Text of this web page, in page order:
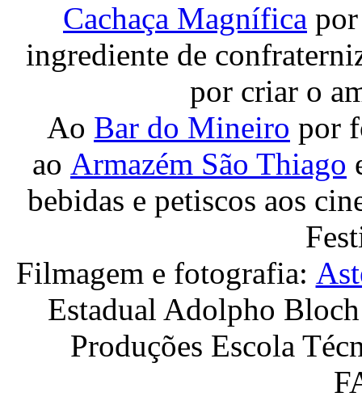
Cachaça Magnífica
ingrediente de
por criar o
Ao Bar do Mineiro por
ao Armazém São Thiago
bebidas e petiscos aos
Filmagem e fotografia:
Estadual Adolpho
Produções Escola